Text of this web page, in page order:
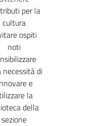
per la
cultura
ospiti
noti
necessità di
e
la
della
sezione